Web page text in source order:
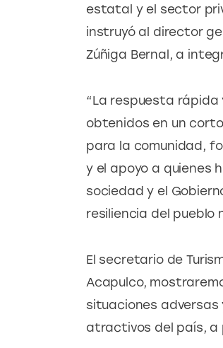
estatal y el sector
instruyó al director
Zúñiga Bernal, a
“La respuesta
obtenidos en un
para la comunidad,
y el apoyo a quienes
sociedad y el
resiliencia del pueblo
El secretario de
Acapulco,
situaciones
atractivos del país, a